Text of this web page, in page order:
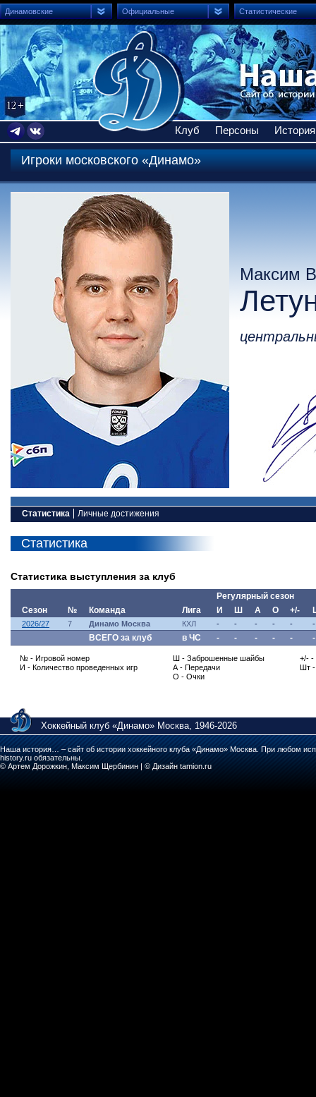
Динамовские Официальные Статистические
Клуб Персоны История
Игроки московского «Динамо»
Максим
Статистика
Статистика
Статистика выступления за клуб
Регулярный сезон
Сезон
№ Команда Лига И Ш А О +/-
2026/27 7 Динамо Москва КХЛ - - - - - -
ВСЕГО за клуб в ЧС - - - - - -
№ - Игровой номер
И - Количество проведенных игр
Ш - Заброшенные шайбы
А - Передачи
О - Очки
+/-
Шт -
Личные достижения
Хоккейный клуб «Динамо» Москва, 1946-2026
Наша история… – сайт об истории хоккейного клуба «Динамо» Москва. При любом
history.ru обязательны.
© Артем Дорожкин, Максим Щербинин | © Дизайн tamion.ru